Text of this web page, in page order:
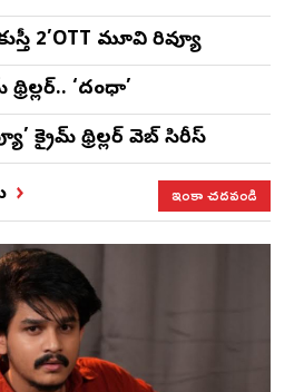
2’OTT మూవి రివ్యూ
‘దంధా’
క్రైమ్ థ్రిల్ల‌ర్ వెబ్ సిరీస్
ఇంకా చదవండి